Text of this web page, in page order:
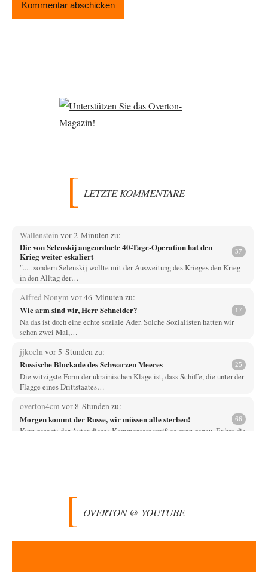
LETZTE KOMMENTARE
Wallenstein vor 2 Minuten zu:
Die von Selenskij angeordnete 40-Tage-Operation hat den
Krieg weiter eskaliert
37
"..... sondern Selenskij wollte mit der Ausweitung des Krieges den Krieg
in den Alltag der…
Alfred Nonym vor 46 Minuten zu:
Wie arm sind wir, Herr Schneider? 17
Na das ist doch eine echte soziale Ader. Solche Sozialisten hatten wir
schon zwei Mal,…
jjkoeln vor 5 Stunden zu:
Russische Blockade des Schwarzen Meeres 25
Die witzigste Form der ukrainischen Klage ist, dass Schiffe, die unter der
Flagge eines Drittstaates…
overton4cm vor 8 Stunden zu:
Morgen kommt der Russe, wir müssen alle sterben! 66
Kurz gesagt: der Autor dieses Kommentars weiß es ganz genau. Er hat die
Winkel analysieren ist nicht hilfreich.…
vor 10 Stunden zu:
Der Anschlag auf eine Lebenslüge
@Thomas Danke für den hilfreichen Hinweis ;-) Ob Hamed Abdel-Samad
OVERTON @ YOUTUBE